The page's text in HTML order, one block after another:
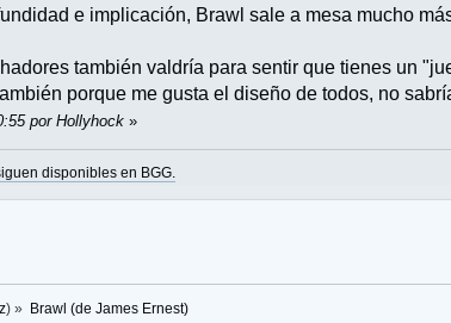
e implicación, Brawl sale a mesa mucho
también valdría para sentir que tienes un
porque me gusta el diseño de todos, no
por Hollyhock »
disponibles en BGG.
) » Brawl (de James Ernest)